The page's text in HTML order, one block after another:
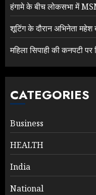
हंगामे के बीच लोकसभा में
शूटिंग के दौरान अभिनेता महेश
महिला सिपाही की कनपटी
CATEGORIES
Business
HEALTH
India
National